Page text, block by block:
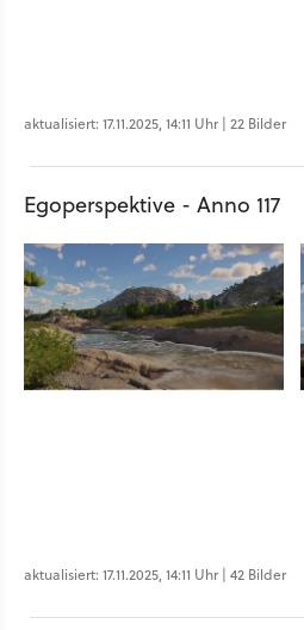
aktualisiert: 17.11.2025, 14:11 Uhr | 22 Bilder
Egoperspektive - Anno 117
aktualisiert: 17.11.2025, 14:11 Uhr | 42 Bilder